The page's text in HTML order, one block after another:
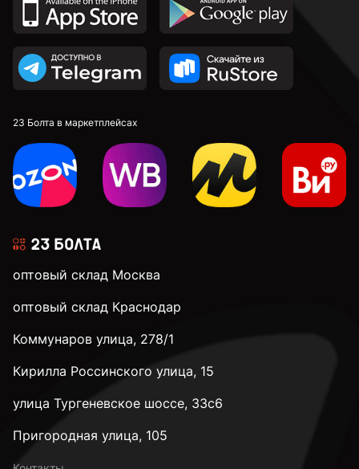
23 Болта в маркетплейсах
оптовый склад Москва
оптовый склад Краснодар
Коммунаров улица, 278/1
Кирилла Россинского улица, 15
улица Тургеневское шоссе, 33с6
Пригородная улица, 105